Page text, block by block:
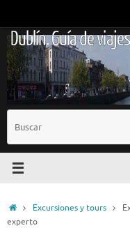
contenido
Dublín. Guía de
InicioExcursiones y tours
experto